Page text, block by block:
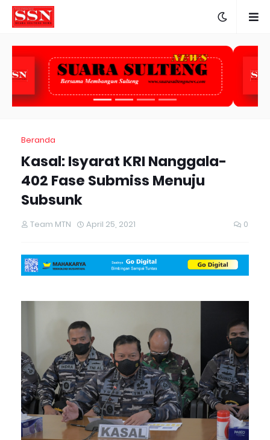
Beranda
Kasal: Isyarat KRI Nanggala-
402 Fase Submiss Menuju
Subsunk
Team MTN April 25, 2021 0